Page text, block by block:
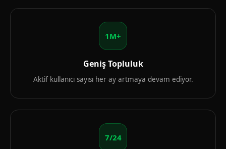
1M+
Geniş Topluluk
Aktif kullanıcı sayısı her ay artmaya devam ediyor.
7/24